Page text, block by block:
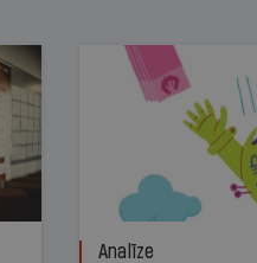
Analīze